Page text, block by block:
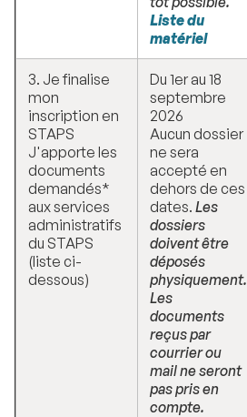
Liste du
matériel
3. Je finalise
mon
inscription en
STAPS
J'apporte les
documents
demandés*
aux services
administratifs
du STAPS
(liste ci-
dessous)
Du 1er au 18
septembre
2026
Aucun dossier
ne sera
accepté en
dehors de ces
dates. Les
dossiers
doivent être
déposés
physiquement.
Les
documents
reçus par
courrier ou
mail ne seront
pas pris en
compte.